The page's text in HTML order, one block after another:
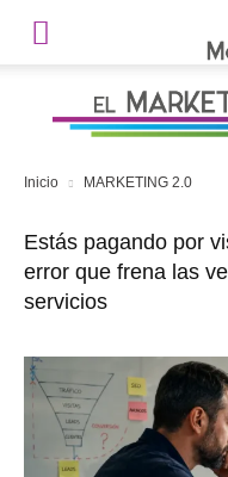
Inicio MARKETING 2.0
Estás pagando por
error que frena las
servicios